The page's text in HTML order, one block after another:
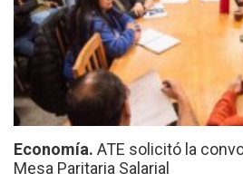
Economía. ATE solicitó la
Mesa Paritaria Salarial